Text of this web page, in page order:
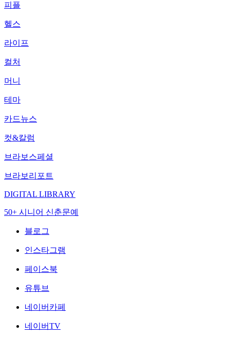
피플
헬스
라이프
컬처
머니
테마
카드뉴스
컷&칼럼
브라보스페셜
브라보리포트
DIGITAL LIBRARY
50+ 시니어 신춘문예
블로그
인스타그램
페이스북
유튜브
네이버카페
네이버TV